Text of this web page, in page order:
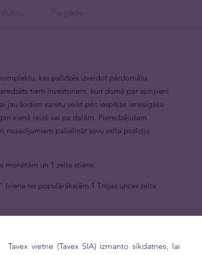
kas palīdzēs izveidot pārdomātu
tiem investoriem, kuri domā par aptuveni
jau šodien varētu veikt pēc iespējas ienesīgāku
vienā reizē vai pa daļām. Pieredzējušam
nosacījumiem palielināt savu zelta pozīciju
monētām un 1 zelta stieņa:
(viena no populārākajām 1 Trojas unces zelta
zelta, tādējādi nodrošinot investīciju likviditāti un
pa daļām.
Tavex vietne (Tavex SIA) izmanto sīkdatnes, lai